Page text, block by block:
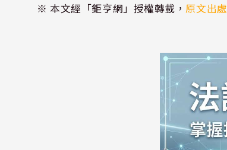
※ 本文經「鉅亨網」授權轉載，原文出處